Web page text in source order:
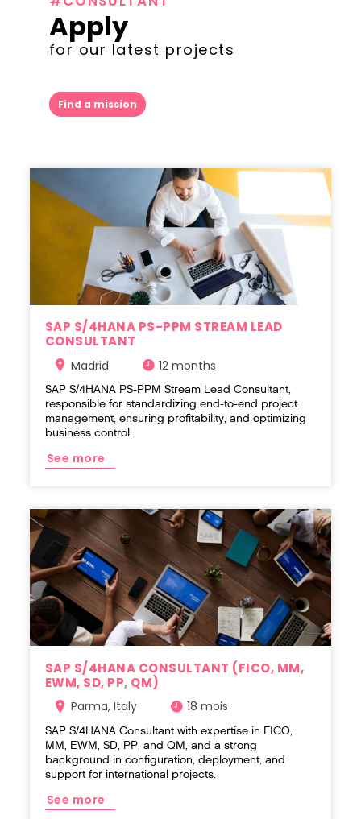
Apply
for our latest projects
Find a mission
SAP S/4HANA PS-PPM STREAM LEAD
CONSULTANT
Madrid 12 months
SAP S/4HANA PS-PPM Stream Lead Consultant,
responsible for standardizing end-to-end project
management, ensuring profitability, and optimizing
business control.
See more
SAP S/4HANA CONSULTANT (FICO, MM,
EWM, SD, PP, QM)
Parma, Italy 18 mois
SAP S/4HANA Consultant with expertise in FICO,
MM, EWM, SD, PP, and QM, and a strong
background in configuration, deployment, and
support for international projects.
See more